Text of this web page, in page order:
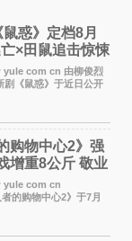
惑》定档8月
×田鼠追击惊悚
com cn 由柳俊烈
《鼠惑》于近日公开
日上线。 海报中，柳
各自朝向相反方向，
购物中心2》强
增重8公斤 敬业
com cn
的购物中心2》于7月
旭主演的郑进湾以2 0
季曾被《纽约时报》